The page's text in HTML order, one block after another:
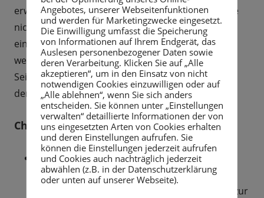
erwähnten historischen Lübauer Gasthof ist heute
nichts mehr zu finden. Der Gasthof wurde durch
einen Brand so zerstört, dass er nicht
weiterbetrieben werden konnte.
Seitdem existiert er nur noch in den Erinnerungen
der älteren Generation.
Chronik von Lübau
1378
Erstmals erscheint der Name Lobouwe, das
heutige Lübau. Es gehört bis zum Jahre 1569 zur
Angebotes, unserer Webseitenfunktionen
und werden für Marketingzwecke eingesetzt.
Die Einwilligung umfasst die Speicherung
von Informationen auf Ihrem Endgerät, das
Auslesen personenbezogener Daten sowie
deren Verarbeitung. Klicken Sie auf „Alle
akzeptieren“, um in den Einsatz von nicht
notwendigen Cookies einzuwilligen oder auf
„Alle ablehnen“, wenn Sie sich anders
entscheiden. Sie können unter „Einstellungen
verwalten“ detaillierte Informationen der von
uns eingesetzten Arten von Cookies erhalten
und deren Einstellungen aufrufen. Sie
können die Einstellungen jederzeit aufrufen
und Cookies auch nachträglich jederzeit
abwählen (z.B. in der Datenschutzerklärung
oder unten auf unserer Webseite).